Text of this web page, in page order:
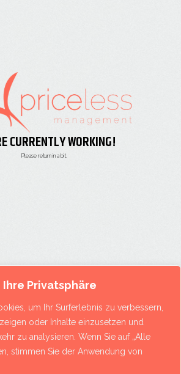
Privatsphäre
um Ihr Surferlebnis zu verbessern,
oder Inhalte einzusetzen und
zu analysieren. Wenn Sie auf „Alle
stimmen Sie der Anwendung von
CURRENTLY WORKING!
Please return in a bit.